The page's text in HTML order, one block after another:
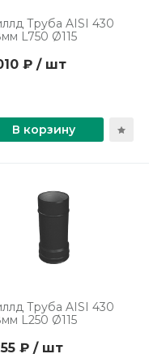
Труба AISI 430
L750 Ø115
₽ / шт
В корзину
Труба AISI 430
L250 Ø115
₽ / шт